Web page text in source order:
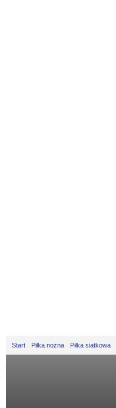
Start Piłka nożna Piłka siatkowa